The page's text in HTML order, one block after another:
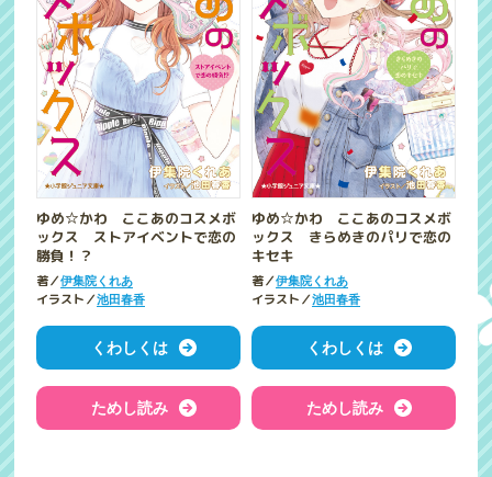
ゆめ☆かわ ここあのコスメボ
ックス ストアイベントで恋の
勝負！？
著／伊集院くれあ
イラスト／池田春香
くわしくは
ためし読み
ゆめ☆かわ ここあのコスメボ
ックス きらめきのパリで恋の
キセキ
著／伊集院くれあ
イラスト／池田春香
くわしくは
ためし読み